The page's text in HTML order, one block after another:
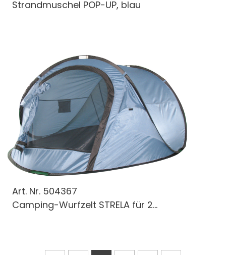
Strandmuschel POP-UP, blau
Art. Nr. 504367
Camping-Wurfzelt STRELA für 2...